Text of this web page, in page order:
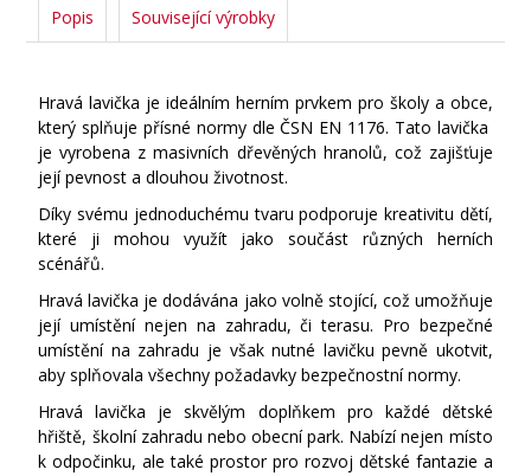
Popis Související výrobky
Hravá lavička je ideálním herním prvkem pro školy a obce,
který splňuje přísné normy dle ČSN EN 1176. Tato lavička
je vyrobena z masivních dřevěných hranolů, což zajišťuje
její pevnost a dlouhou životnost.
Díky svému jednoduchému tvaru podporuje kreativitu dětí,
které ji mohou využít jako součást různých herních
scénářů.
Hravá lavička je dodávána jako volně stojící, což umožňuje
její umístění nejen na zahradu, či terasu. Pro bezpečné
umístění na zahradu je však nutné lavičku pevně ukotvit,
aby splňovala všechny požadavky bezpečnostní normy.
Hravá lavička je skvělým doplňkem pro každé dětské
hřiště, školní zahradu nebo obecní park. Nabízí nejen místo
k odpočinku, ale také prostor pro rozvoj dětské fantazie a